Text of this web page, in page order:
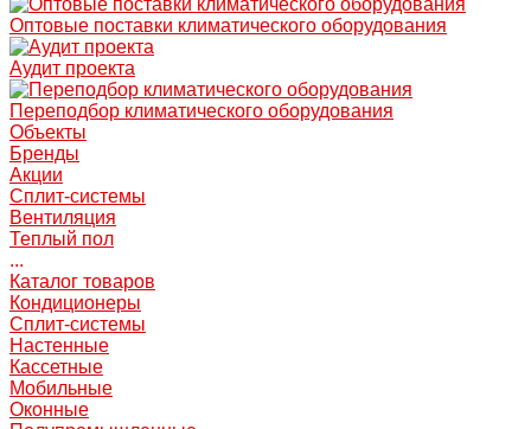
Оптовые поставки климатического оборудования
Аудит проекта
Переподбор климатического оборудования
Объекты
Бренды
Акции
Сплит-системы
Вентиляция
Теплый пол
...
Каталог товаров
Кондиционеры
Сплит-системы
Настенные
Кассетные
Мобильные
Оконные